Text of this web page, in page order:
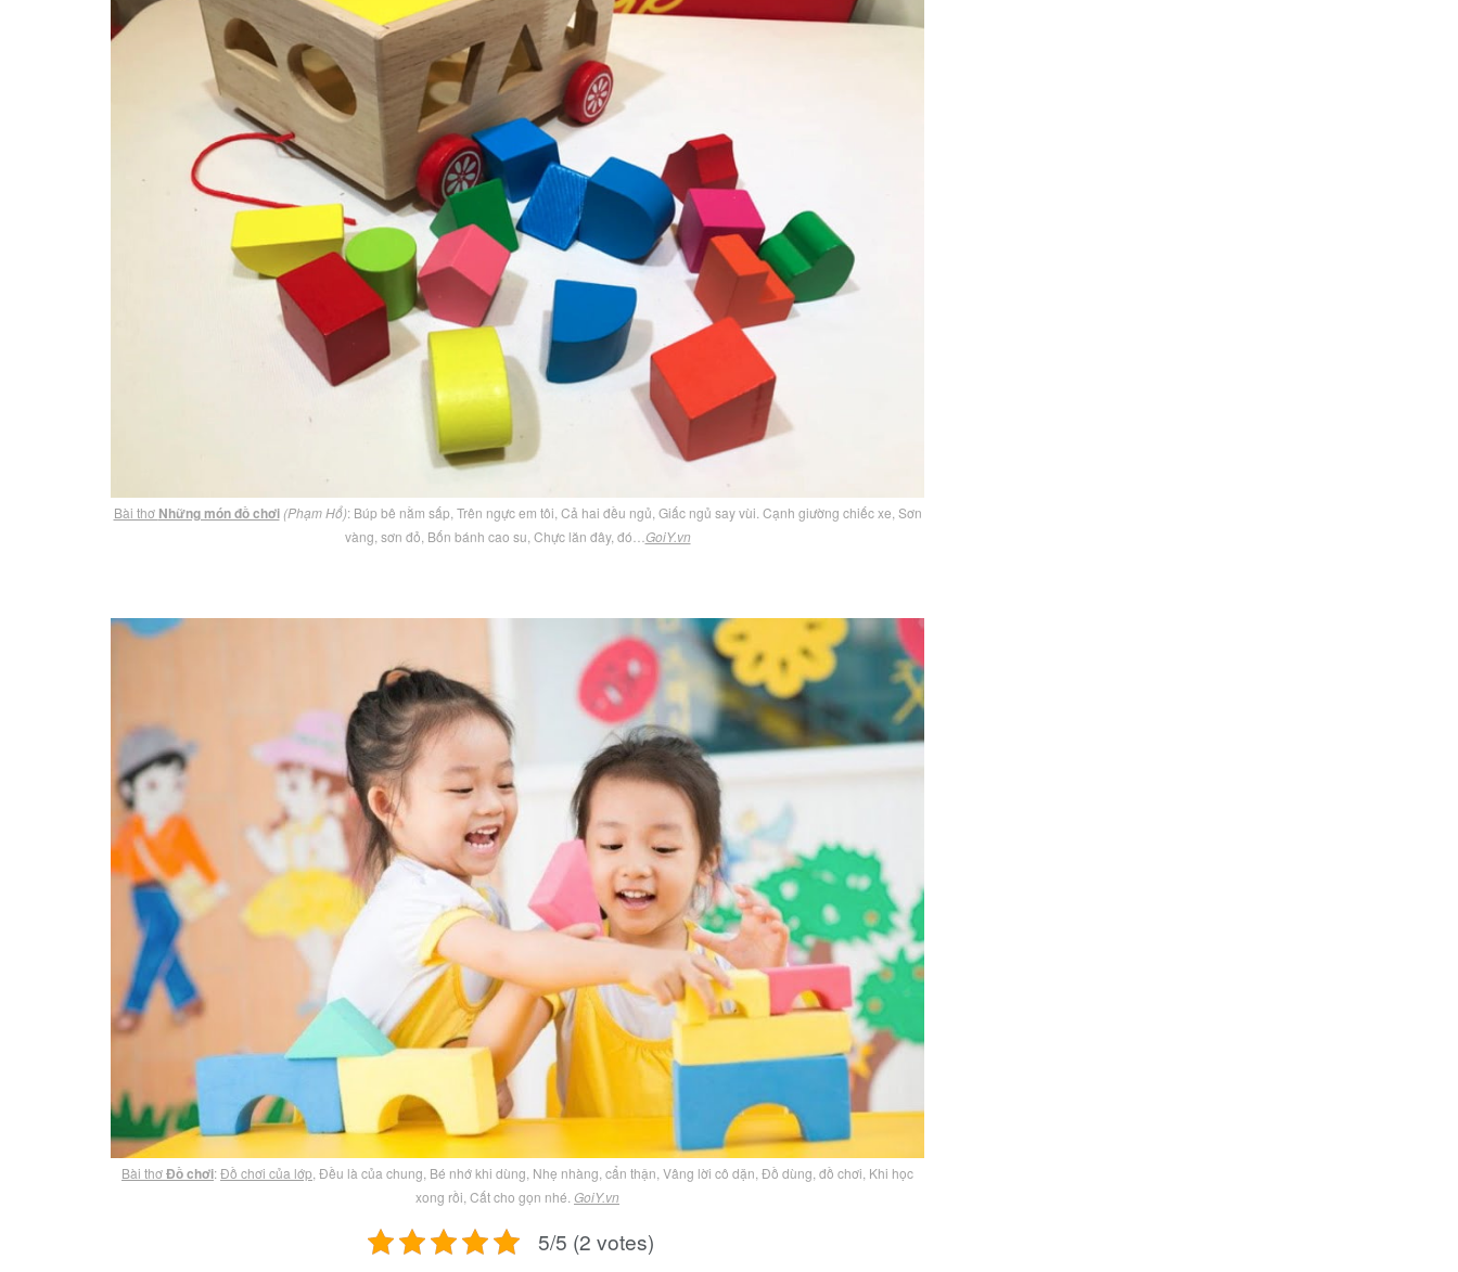
Bài thơ Những món đồ chơi (Phạm Hổ): Búp bê nằm sấp, Trên ngực em tôi, Cả hai đều ngủ, Giấc ngủ say vùi. Cạnh giường chiếc xe, Sơn
vàng, sơn đỏ, Bốn bánh cao su, Chực lăn đây, đó… GoiY.vn
Bài thơĐồ chơi:Đồ chơi của lớp, Đều là của chung, Bé nhớ khi dùng, Nhẹ nhàng, cẩn thận, Vâng lời cô dặn, Đồ dùng, đồ chơi, Khi học
xong rồi, Cất cho gọn nhé. GoiY.vn
5/5 (2 votes)